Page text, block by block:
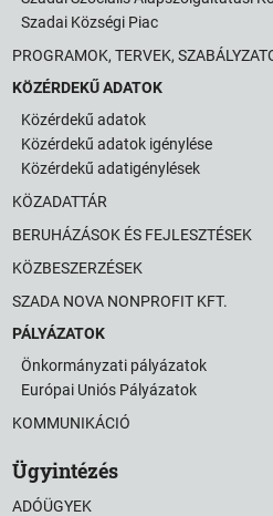
Szadai Községi Piac
PROGRAMOK, TERVEK,
KÖZÉRDEKŰ ADATOK
Közérdekű adatok
Közérdekű adatok igénylése
Közérdekű adatigénylések
KÖZADATTÁR
BERUHÁZÁSOK ÉS FEJLESZTÉSEK
KÖZBESZERZÉSEK
SZADA NOVA NONPROFIT KFT.
PÁLYÁZATOK
Önkormányzati pályázatok
Európai Uniós Pályázatok
KOMMUNIKÁCIÓ
Ügyintézés
ADÓÜGYEK